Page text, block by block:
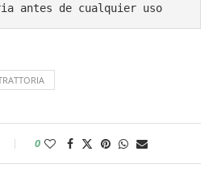
antes de cualquier uso
0